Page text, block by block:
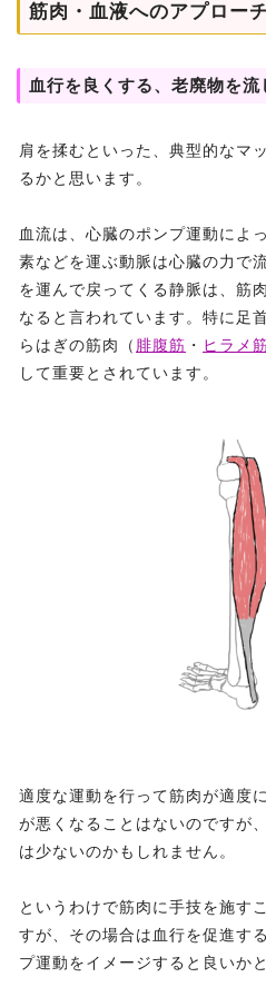
筋肉・血液へのアプロー
血行を良くする、老廃物を
肩を揉むといった、典型的なマ
るかと思います。
血流は、心臓のポンプ運動によ
素などを運ぶ動脈は心臓の力で
を運んで戻ってくる静脈は、筋
なると言われています。特に足
らはぎの筋肉（ 腓腹筋 ・ ヒラメ
して重要とされています。
適度な運動を行って筋肉が適度
が悪くなることはないのですが
は少ないのかもしれません。
というわけで筋肉に手技を施す
すが、その場合は血行を促進す
プ運動をイメージすると良いか